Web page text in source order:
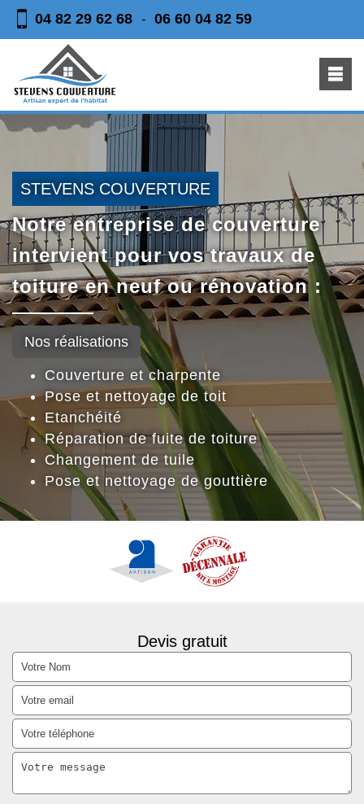
04 82 29 62 68 - 06 60 04 82 59
STEVENS COUVERTURE
Notre entreprise de couverture
intervient pour vos travaux de
toiture en neuf ou rénovation :
Nos réalisations
Couverture et charpente
Pose et nettoyage de toit
Etanchéité
Réparation de fuite de toiture
Changement de tuile
Pose et nettoyage de gouttière
Devis gratuit